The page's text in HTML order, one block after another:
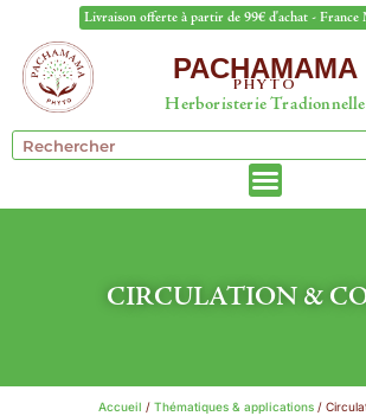
Livraison offerte à partir de 99€ d'achat - France
PACHAMAMA
PHYTO
Herboristerie Tradionnelle
CIRCULATION &
Accueil / Thématiques & applications/